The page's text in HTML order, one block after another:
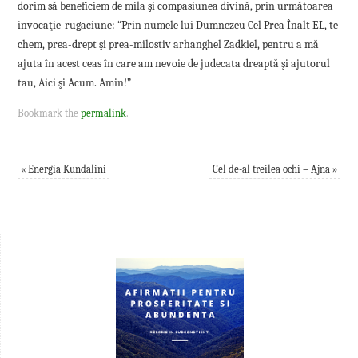
dorim să beneficiem de mila şi compasiunea divină, prin următoarea
invocaţie-rugaciune: “Prin numele lui Dumnezeu Cel Prea Înalt EL, te
chem, prea-drept şi prea-milostiv arhanghel Zadkiel, pentru a mă
ajuta în acest ceas în care am nevoie de judecata dreaptă şi ajutorul
tau, Aici şi Acum. Amin!”
Bookmark the permalink.
«Energia Kundalini Cel de-al treilea ochi – Ajna»